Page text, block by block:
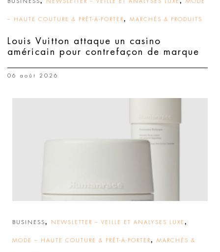
BUSINESS NEWSLETTER – VEILLE ET ANALYSES LUXE MODE
– HAUTE COUTURE & PRÊT-À-PORTER, MARCHÉS & PRODUITS
Louis Vuitton attaque un casino
américain pour contrefaçon de marque
06 août 2026
BUSINESS, NEWSLETTER – VEILLE ET ANALYSES LUXE ,
MODE – HAUTE COUTURE & PRÊT-À-PORTER, MARCHÉS &